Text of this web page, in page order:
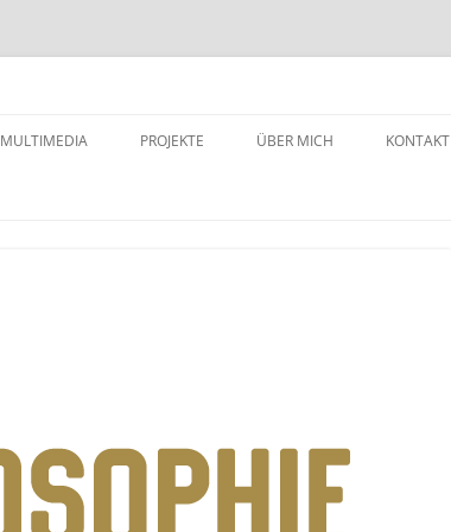
MULTIMEDIA PROJEKTE ÜBER MICH KONTAKT